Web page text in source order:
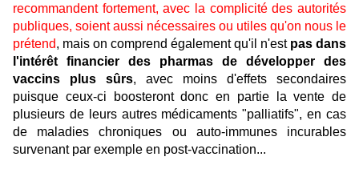
recommandent fortement, avec la complicité des autorités
publiques, soient aussi nécessaires ou utiles qu'on nous le
prétend, mais on comprend également qu'il n'est pas dans
l'intérêt financier des pharmas de développer des
vaccins plus sûrs, avec moins d'effets secondaires
puisque ceux-ci boosteront donc en partie la vente de
plusieurs de leurs autres médicaments "palliatifs", en cas
de maladies chroniques ou auto-immunes incurables
survenant par exemple en post-vaccination...